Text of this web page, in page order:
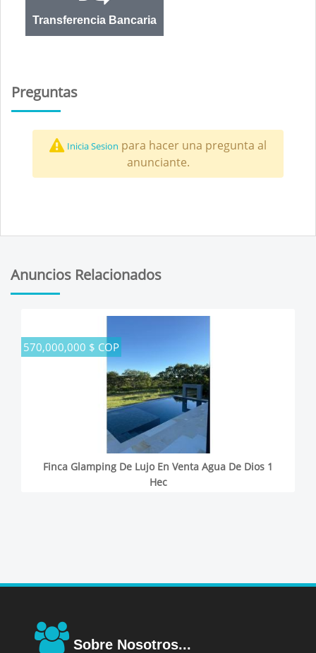
Transferencia Bancaria
Preguntas
Inicia Sesion para hacer una pregunta al
anunciante.
Anuncios Relacionados
Finca Glamping De Lujo En Venta Agua De Dios 1
Hec
570,000,000 $ COP
Sobre Nosotros...